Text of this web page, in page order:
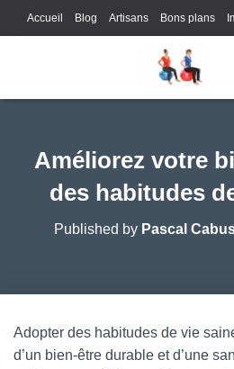
Accueil Blog Artisans Bons plans
Loisirs
Améliorez votre
des habitudes
Published by Pascal
Adopter des habitudes de vie
d’un bien-être durable et d’une